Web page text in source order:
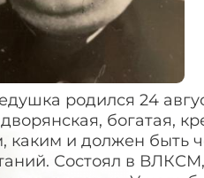
родился 24
богатая,
каким и должен быть
Состоял в